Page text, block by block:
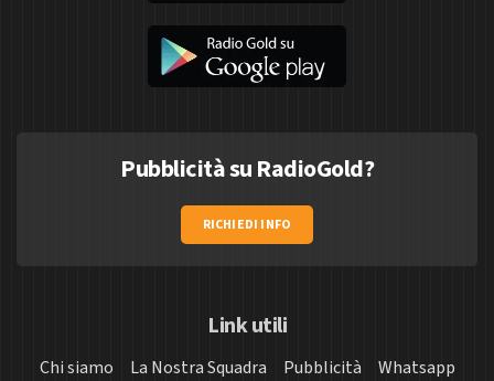
Pubblicità su RadioGold?
RICHIEDI INFO
Link utili
Chi siamo La Nostra Squadra Pubblicità
Whatsapp